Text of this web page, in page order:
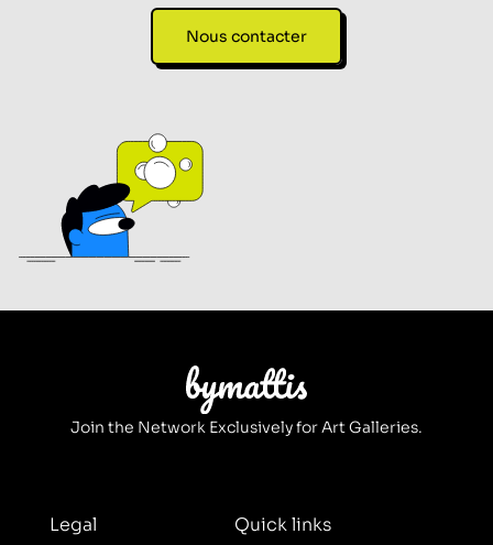
Nous contacter
Join the Network Exclusively for Art Galleries.
Legal
Quick links